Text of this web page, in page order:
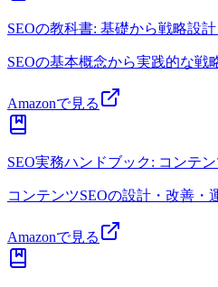
SEOの教科書: 基礎から戦略設
SEOの基本概念から実践的な戦
Amazonで見る
SEO実務ハンドブック: コンテ
コンテンツSEOの設計・改善・
Amazonで見る